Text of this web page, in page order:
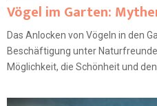
Vögel im Garten:
Das Anlocken von Vögeln in den
Beschäftigung unter
Möglichkeit, die Schönheit und den